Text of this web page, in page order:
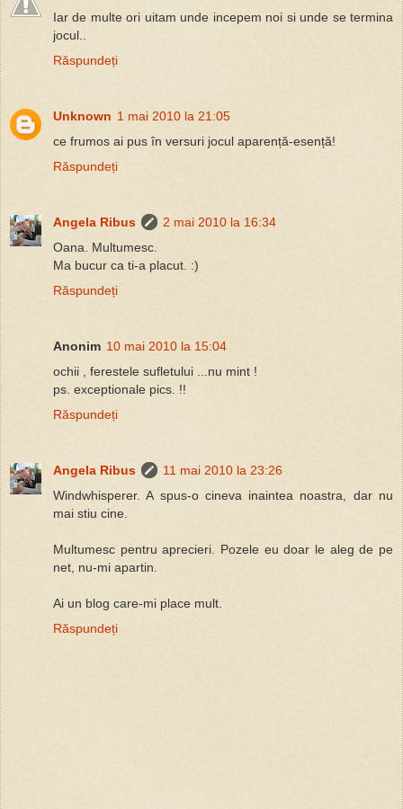
Iar de multe ori uitam unde incepem noi si unde se termina
jocul..
Răspundeți
Unknown 1 mai 2010 la 21:05
ce frumos ai pus în versuri jocul aparență-esență!
Răspundeți
Angela Ribus
2 mai 2010 la 16:34
Oana. Multumesc.
Ma bucur ca ti-a placut. :)
Răspundeți
Anonim 10 mai 2010 la 15:04
ochii , ferestele sufletului ...nu mint !
ps. exceptionale pics. !!
Răspundeți
Angela Ribus
11 mai 2010 la 23:26
Windwhisperer. A spus-o cineva inaintea noastra, dar nu
mai stiu cine.
Multumesc pentru aprecieri. Pozele eu doar le aleg de pe
net, nu-mi apartin.
Ai un blog care-mi place mult.
Răspundeți